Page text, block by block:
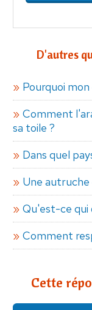
D'autres
Pourquoi
Comment
sa toile ?
Dans quel
Une
Qu'est-ce qui
Comment
Cette